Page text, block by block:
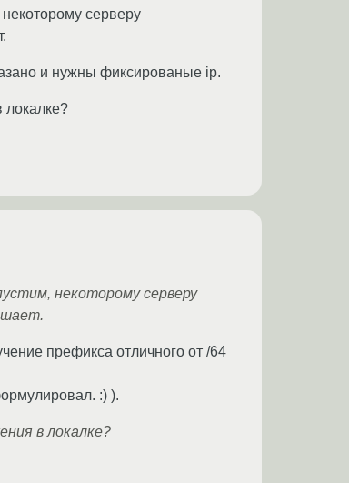
некоторому серверу
и нужны фиксированые ip.
локалке?
некоторому серверу
префикса отличного от /64
:) ).
в локалке?